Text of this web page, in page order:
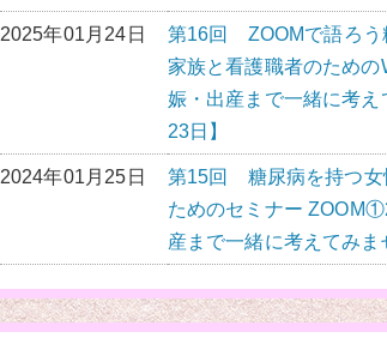
2025年01月24日
第16回 ZOOMで語ろう
家族と看護職者のため
娠・出産まで一緒に考え
23日】
2024年01月25日
第15回 糖尿病を持つ女
ためのセミナー
産まで一緒に考えてみま